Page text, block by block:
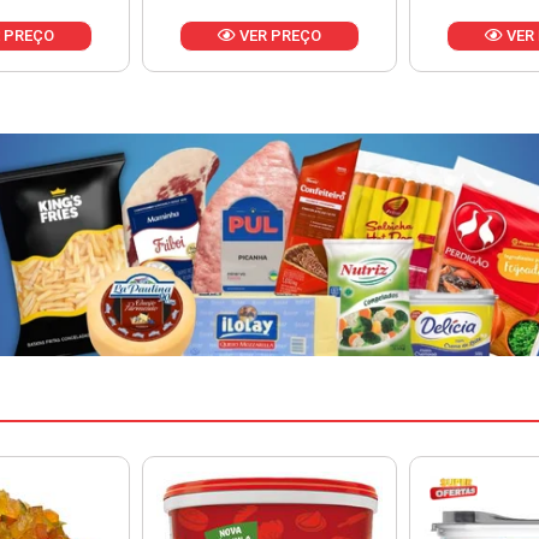
PREÇO VER PREÇO VER